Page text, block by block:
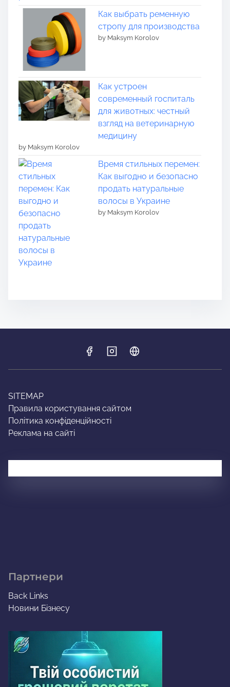
Как выбрать ременную
стропу для производства
by Maksym Korolov
Как устроен
современный госпиталь
для животных: честный
взгляд на ветеринарную
медицину
by Maksym Korolov
Время стильных перемен:
Как выгодно и безопасно
продать натуральные
волосы в Украине
by Maksym Korolov
SITEMAP
Правила користування сайтом
Політика конфіденційності
Реклама на сайті
Партнери
Back Links
Новини Бізнесу